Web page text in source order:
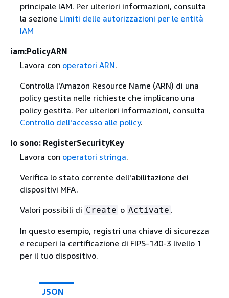
principale IAM. Per ulteriori informazioni, consulta
la sezione Limiti delle autorizzazioni per le entità
IAM
iam:PolicyARN
Lavora con operatori ARN.
Controlla l'Amazon Resource Name (ARN) di una
policy gestita nelle richieste che implicano una
policy gestita. Per ulteriori informazioni, consulta
Controllo dell'accesso alle policy.
Io sono: RegisterSecurityKey
Lavora con operatori stringa.
Verifica lo stato corrente dell'abilitazione dei
dispositivi MFA.
Valori possibili di Create o Activate .
In questo esempio, registri una chiave di sicurezza
e recuperi la certificazione di FIPS-140-3 livello 1
per il tuo dispositivo.
JSON